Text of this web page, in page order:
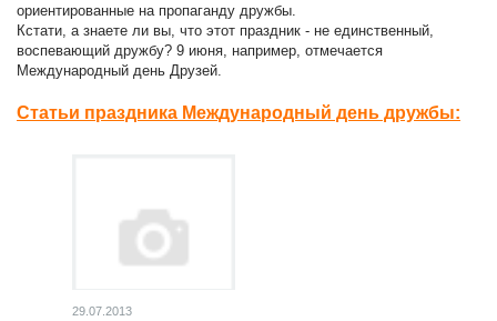
ориентированные на пропаганду дружбы.
Кстати, а знаете ли вы, что этот праздник - не единственный,
воспевающий дружбу? 9 июня, например, отмечается
Международный день Друзей.
Статьи праздника Международный день дружбы:
29.07.2013